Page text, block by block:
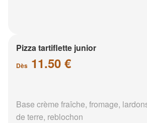
Pizza tartiflette junior
Dès 11.50 €
Base crème fraîche, fromage,
de terre, reblochon